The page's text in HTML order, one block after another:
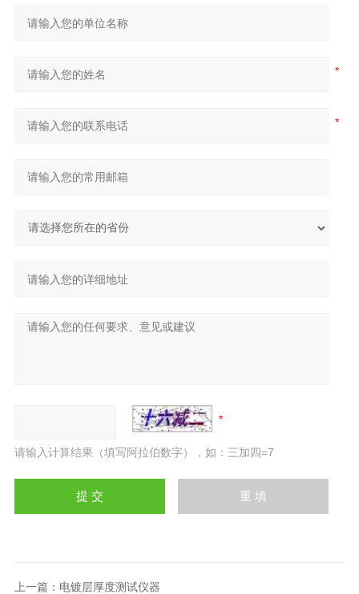
请输入计算结果（填写阿拉伯数字），如：三加四=7
上一篇： 电镀层厚度测试仪器